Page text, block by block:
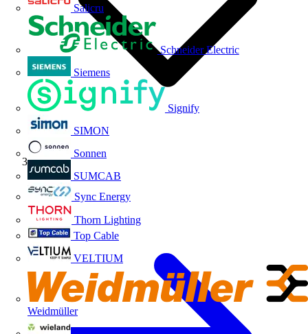
Salicru
Schneider Electric
Siemens
Signify
SIMON
Sonnen
SUMCAB
Sync Energy
Thorn Lighting
Top Cable
VELTIUM
Weidmüller
Índice